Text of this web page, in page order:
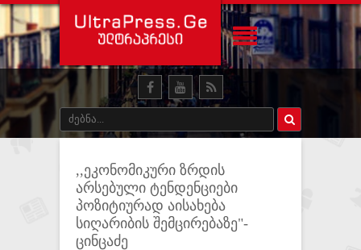
,,ეკონომიკური ზრდის
არსებული ტენდენციები
პოზიტიურად აისახება
სიღარიბის შემცირებაზე"-
ცინცაძე